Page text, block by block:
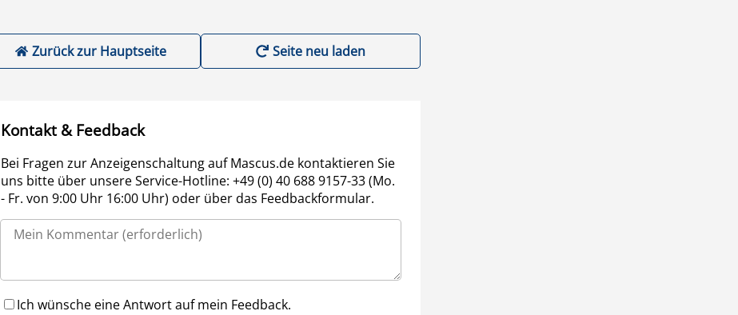
Zurück zur Hauptseite Seite neu laden
Kontakt & Feedback
Bei Fragen zur Anzeigenschaltung auf Mascus.de kontaktieren Sie
uns bitte über unsere Service-Hotline: +49 (0) 40 688 9157-33 (Mo.
- Fr. von 9:00 Uhr 16:00 Uhr) oder über das Feedbackformular.
Ich wünsche eine Antwort auf mein Feedback.